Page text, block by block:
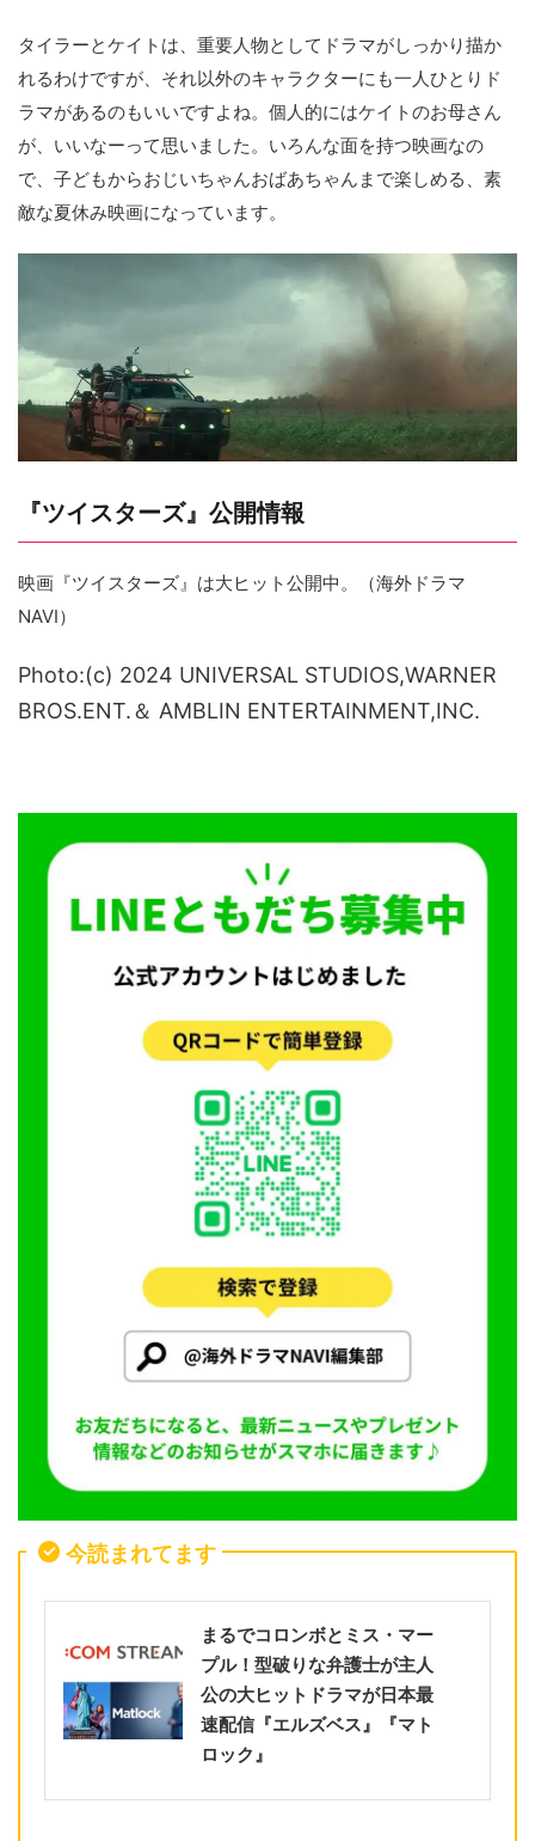
タイラーとケイトは、重要人物としてドラマがしっかり描か
れるわけですが、それ以外のキャラクターにも一人ひとりド
ラマがあるのもいいですよね。個人的にはケイトのお母さん
が、いいなーって思いました。いろんな面を持つ映画なの
で、子どもからおじいちゃんおばあちゃんまで楽しめる、素
敵な夏休み映画になっています。
『ツイスターズ』公開情報
映画『ツイスターズ』は大ヒット公開中。（海外ドラマ
NAVI）
Photo:(c) 2024 UNIVERSAL STUDIOS,WARNER
BROS.ENT.＆ AMBLIN ENTERTAINMENT,INC.
今読まれてます
まるでコロンボとミス・マー
プル！型破りな弁護士が主人
公の大ヒットドラマが日本最
速配信『エルズベス』『マト
ロック』